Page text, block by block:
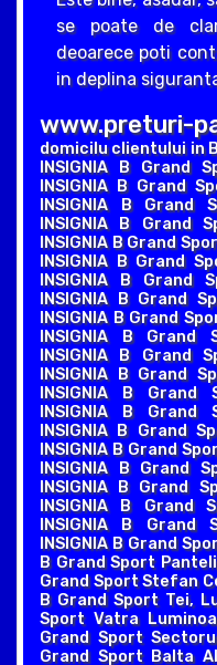
se poate de
deoarece poti
in deplina
www.preturi-
domicilu clientului in
INSIGNIA B Grand
INSIGNIA B Grand
INSIGNIA B Grand
INSIGNIA B Grand
INSIGNIA B Grand
INSIGNIA B Grand
INSIGNIA B Grand
INSIGNIA B Grand
INSIGNIA B Grand
INSIGNIA B Grand
INSIGNIA B Grand
INSIGNIA B Grand
INSIGNIA B Grand
INSIGNIA B Grand
INSIGNIA B Grand
INSIGNIA B Grand
INSIGNIA B Grand
INSIGNIA B Grand
INSIGNIA B Grand
INSIGNIA B Grand
INSIGNIA B Grand
B Grand Sport
Grand Sport Stefan
B Grand Sport Tei,
Sport Vatra
Grand Sport
Grand Sport Balta